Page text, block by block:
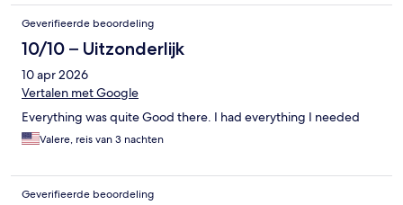
Geverifieerde beoordeling
10/10 – Uitzonderlijk
10 apr 2026
Vertalen met Google
Everything was quite Good there. I had everything I needed
Valere, reis van 3 nachten
Geverifieerde beoordeling